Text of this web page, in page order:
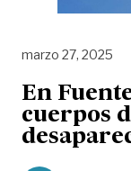
marzo 27, 2025
En
cuerpos